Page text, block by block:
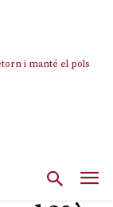
i manté el pols